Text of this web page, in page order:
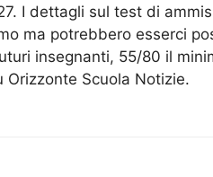
I dettagli sul test di
ma potrebbero esserci
insegnanti, 55/80 il
Scuola Notizie.